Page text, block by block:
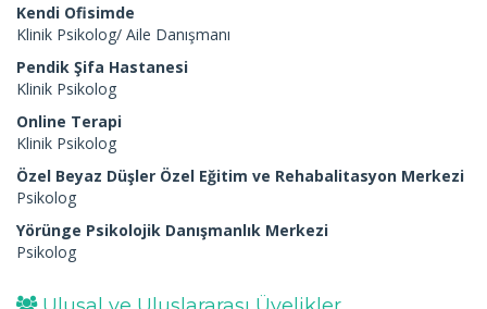
Kendi Ofisimde
Klinik Psikolog/ Aile Danışmanı
Pendik Şifa Hastanesi
Klinik Psikolog
Online Terapi
Klinik Psikolog
Özel Beyaz Düşler Özel Eğitim ve Rehabalitasyon Merkezi
Psikolog
Yörünge Psikolojik Danışmanlık Merkezi
Psikolog